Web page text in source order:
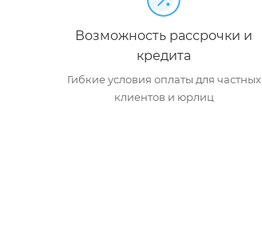
Возможность рассрочки и
кредита
Гибкие условия оплаты для частных
клиентов и юрлиц